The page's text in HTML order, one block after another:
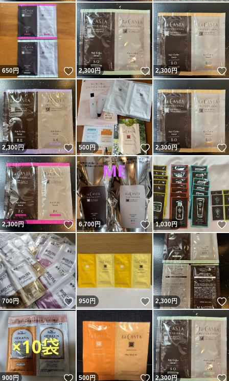
650円 いいね！
2,300円 いいね！
2,300円
2,300円 いいね！
500円 いいね！
2,300円
2,300円 いいね！
6,700円 いいね！
1,030円
700円 いいね！
950円 いいね！
2,300円
900円 いいね！
500円 いいね！
2,300円